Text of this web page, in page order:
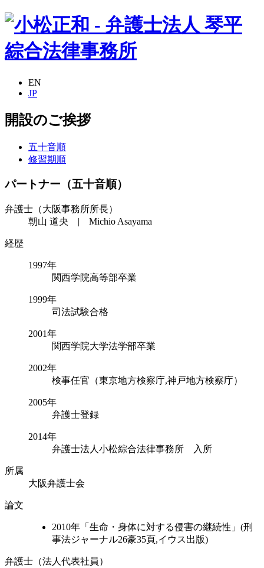
EN
JP
開設のご挨拶
五十音順
修習期順
パートナー（五十音順）
弁護士（大阪事務所所長）
朝山 道央 | Michio Asayama
経歴
1997年
関西学院高等部卒業
1999年
司法試験合格
2001年
関西学院大学法学部卒業
2002年
検事任官（東京地方検察庁,神戸地方検察庁）
2005年
弁護士登録
2014年
弁護士法人小松綜合法律事務所 入所
所属
大阪弁護士会
論文
2010年「生命・身体に対する侵害の継続性」(刑
事法ジャーナル26豪35頁,イウス出版)
弁護士（法人代表社員）